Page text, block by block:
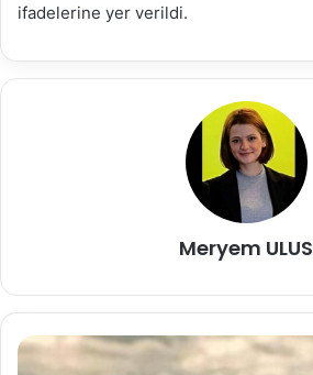
ifadelerine yer verildi.
Meryem ULUS